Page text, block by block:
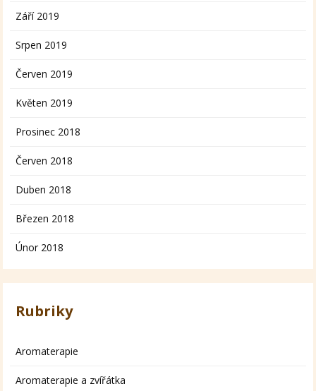
Září 2019
Srpen 2019
Červen 2019
Květen 2019
Prosinec 2018
Červen 2018
Duben 2018
Březen 2018
Únor 2018
Rubriky
Aromaterapie
Aromaterapie a zvířátka